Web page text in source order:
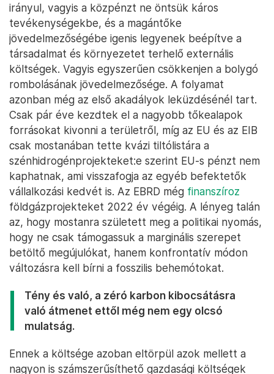
irányul, vagyis a közpénzt ne öntsük káros
tevékenységekbe, és a magántőke
jövedelmezőségébe igenis legyenek beépítve a
társadalmat és környezetet terhelő externális
költségek. Vagyis egyszerűen csökkenjen a bolygó
rombolásának jövedelmezősége. A folyamat
azonban még az első akadályok leküzdésénél tart.
Csak pár éve kezdtek el a nagyobb tőkealapok
forrásokat kivonni a területről, míg az EU és az EIB
csak mostanában tette kvázi tiltólistára a
szénhidrogénprojekteket:e szerint EU-s pénzt nem
kaphatnak, ami visszafogja az egyéb befektetők
vállalkozási kedvét is. Az EBRD még finanszíroz
földgázprojekteket 2022 év végéig. A lényeg talán
az, hogy mostanra született meg a politikai nyomás,
hogy ne csak támogassuk a marginális szerepet
betöltő megújulókat, hanem konfrontatív módon
változásra kell bírni a fosszilis behemótokat.
Tény és való, a zéró karbon kibocsátásra
való átmenet ettől még nem egy olcsó
mulatság.
Ennek a költsége azoban eltörpül azok mellett a
nagyon is számszerűsíthető gazdasági költségek